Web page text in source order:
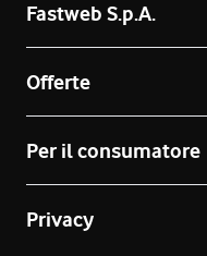
Fastweb S.p.A.
Offerte
Per il consumatore
Privacy